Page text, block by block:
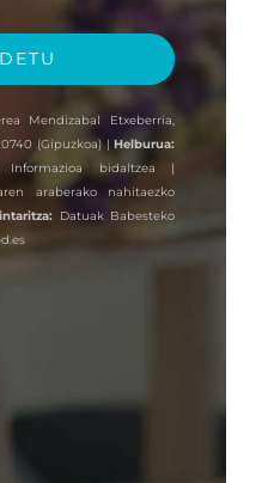
Mendizabal Etxeberria,
(Gipuzkoa) |Helburua:
Informazioa bidaltzea |
araberako nahitaezko
Datuak Babesteko